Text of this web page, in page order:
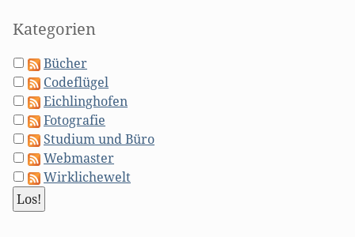
Kategorien
Bücher
Codeflügel
Eichlinghofen
Fotografie
Studium und Büro
Webmaster
Wirklichewelt